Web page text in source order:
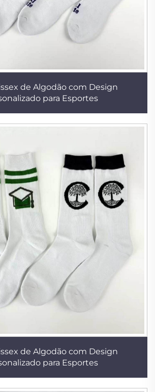
de Algodão com Design
para Esportes
de Algodão com Design
para Esportes